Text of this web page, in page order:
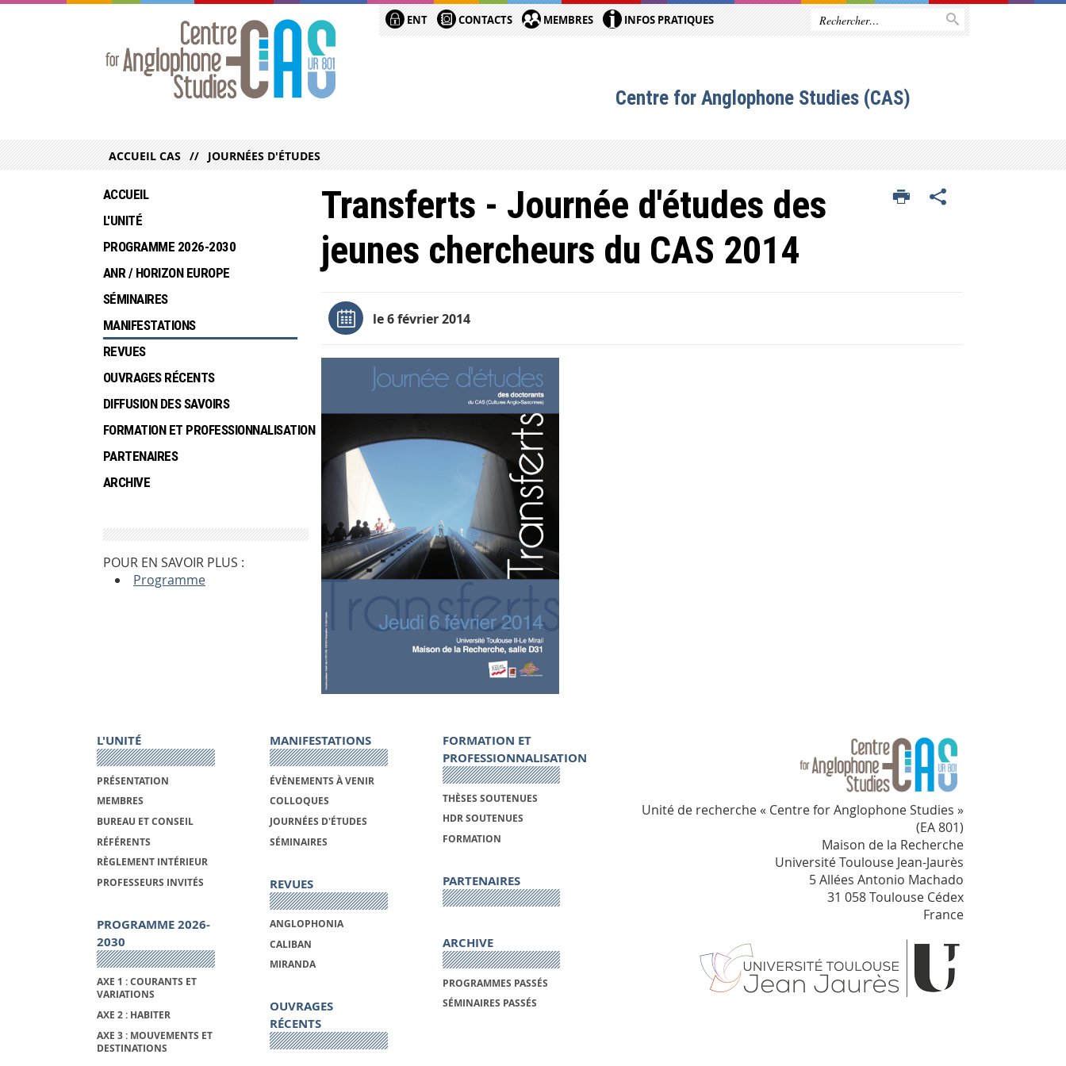
ENT CONTACTS MEMBRES INFOS PRATIQUES
Centre for Anglophone Studies (CAS)
ACCUEIL CAS JOURNÉES D'ÉTUDES
Transferts - Journée d'études des
jeunes chercheurs du CAS 2014
le 6 février 2014
ACCUEIL
L'UNITÉ
PROGRAMME 2026-2030
ANR / HORIZON EUROPE
SÉMINAIRES
MANIFESTATIONS
REVUES
OUVRAGES RÉCENTS
DIFFUSION DES SAVOIRS
FORMATION ET PROFESSIONNALISATION
PARTENAIRES
ARCHIVE
POUR EN SAVOIR PLUS :
Programme
L'UNITÉ
PRÉSENTATION
MEMBRES
BUREAU ET CONSEIL
RÉFÉRENTS
RÈGLEMENT INTÉRIEUR
PROFESSEURS INVITÉS
PROGRAMME 2026-
2030
AXE 1 : COURANTS ET
VARIATIONS
AXE 2 : HABITER
AXE 3 : MOUVEMENTS ET
DESTINATIONS
MANIFESTATIONS
ÉVÈNEMENTS À VENIR
COLLOQUES
JOURNÉES D'ÉTUDES
SÉMINAIRES
REVUES
ANGLOPHONIA
CALIBAN
MIRANDA
OUVRAGES
RÉCENTS
FORMATION ET
PROFESSIONNALISATION
THÈSES SOUTENUES
HDR SOUTENUES
FORMATION
PARTENAIRES
ARCHIVE
PROGRAMMES PASSÉS
SÉMINAIRES PASSÉS
Unité de recherche « Centre for Anglophone Studies »
(EA 801)
Maison de la Recherche
Université Toulouse Jean-Jaurès
5 Allées Antonio Machado
31 058 Toulouse Cédex
France